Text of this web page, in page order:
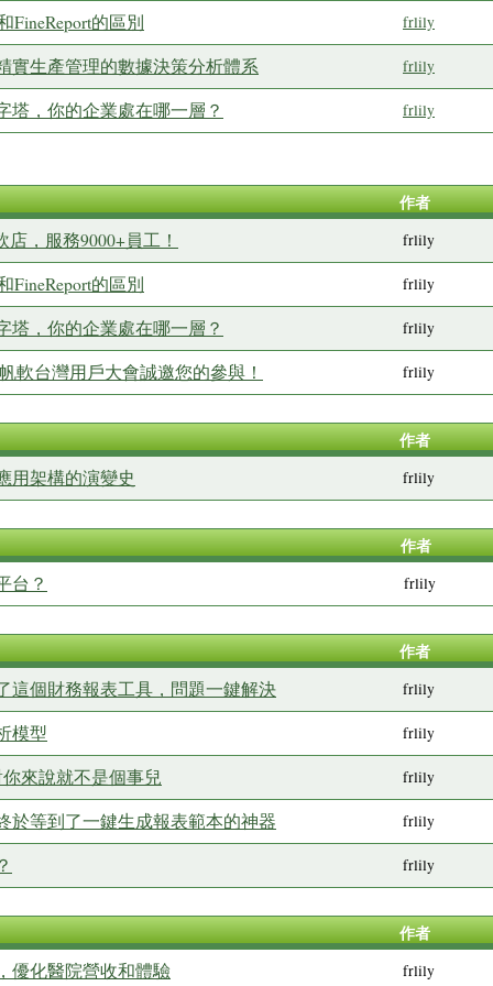
FineReport的區別 frlily
生產管理的數據決策分析體系 frlily
塔，你的企業處在哪一層？ frlily
作者
，服務9000+員工！ frlily
FineReport的區別 frlily
塔，你的企業處在哪一層？ frlily
軟台灣用戶大會誠邀您的參與！ frlily
作者
用架構的演變史 frlily
作者
台？ frlily
作者
這個財務報表工具，問題一鍵解決 frlily
模型 frlily
來說就不是個事兒 frlily
於等到了一鍵生成報表範本的神器 frlily
frlily
作者
優化醫院營收和體驗 frlily